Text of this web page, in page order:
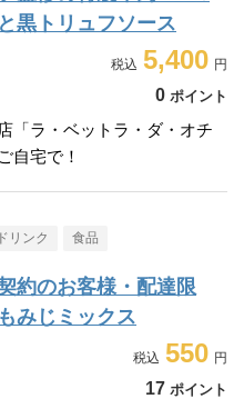
黒トリュフソース
5,400
0 ポイント
「ラ・ベットラ・ダ・オチ
自宅で！
リンク 食品
約のお客様・配達限
みじミックス
550
17 ポイント